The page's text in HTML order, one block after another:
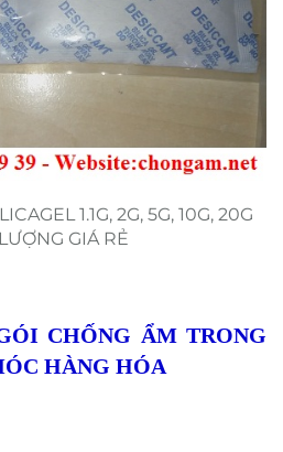
CHỐNG ẨM TRONG
HÀNG HÓA